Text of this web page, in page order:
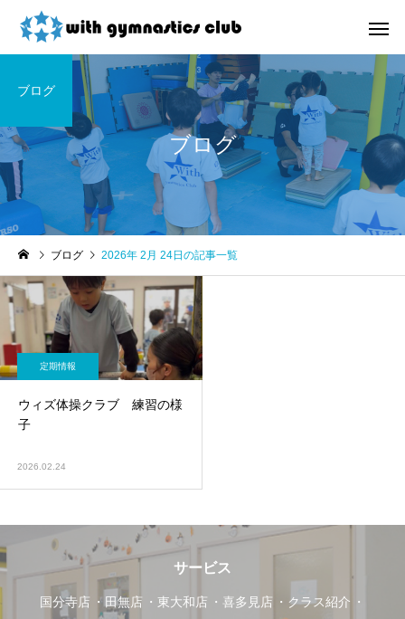
お知らせ
令和8年度未就園児クラス
新規会員様募集中！
未分類
ウィズ体操クラブ技紹
ブログ
ブログ
ブログ 2026年 2月 24日の記事一覧
定期情報
ウィズ体操クラブ 練習の様
子
2026.02.24
サービス
国分寺店 田無店 東大和店 喜多見店
クラス紹介